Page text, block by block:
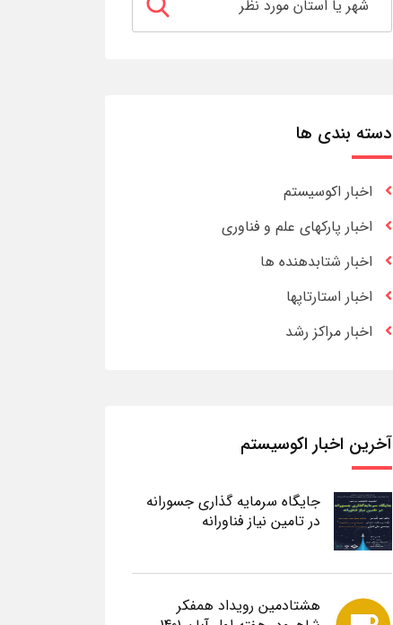
دسته بندی ها
اخبار اکوسیستم
اخبار پارکهای علم و فناوری
اخبار شتابدهنده ها
اخبار استارتاپها
اخبار مراکز رشد
آخرین اخبار اکوسیستم
جایگاه سرمایه گذاری جسورانه
در تامین نیاز فناورانه
هشتادمین رویداد همفکر